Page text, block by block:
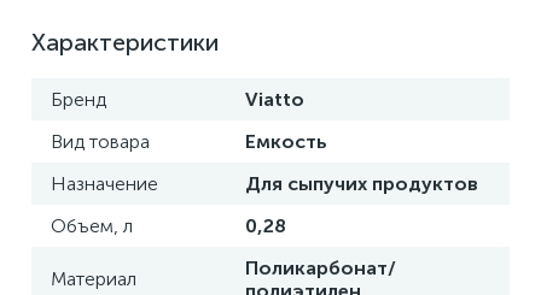
Характеристики
Бренд
Viatto
Вид товара
Емкость
Назначение
Для сыпучих продуктов
Объем, л
0,28
Материал
Поликарбонат/